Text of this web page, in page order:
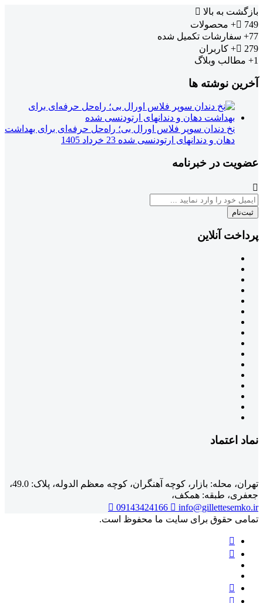
بازگشت به بالا
749+
محصولات
77+
سفارشات تکمیل شده
279+
کاربران
1+
مطالب وبلاگ
آخرین نوشته ها
نخ دندان سوپر فلاس اورال بی؛ راه‌حل حرفه‌ای برای بهداشت
دهان و دندانهای ارتودنسی شده 23 خرداد 1405
عضویت در خبرنامه
ثبت‌نام
پرداخت آنلاین
نماد اعتماد
تهران، محله: بازار، کوچه آهنگران، کوچه معظم الدوله، پلاک: 49.0،
جعفری، طبقه: همکف،
09143424166
info@gillettesemko.ir
تمامی حقوق برای سایت ما محفوظ است.